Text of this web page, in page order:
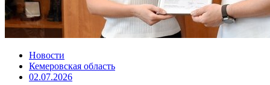
Новости
Кемеровская область
02.07.2026